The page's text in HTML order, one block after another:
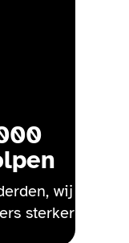
wij
sterker